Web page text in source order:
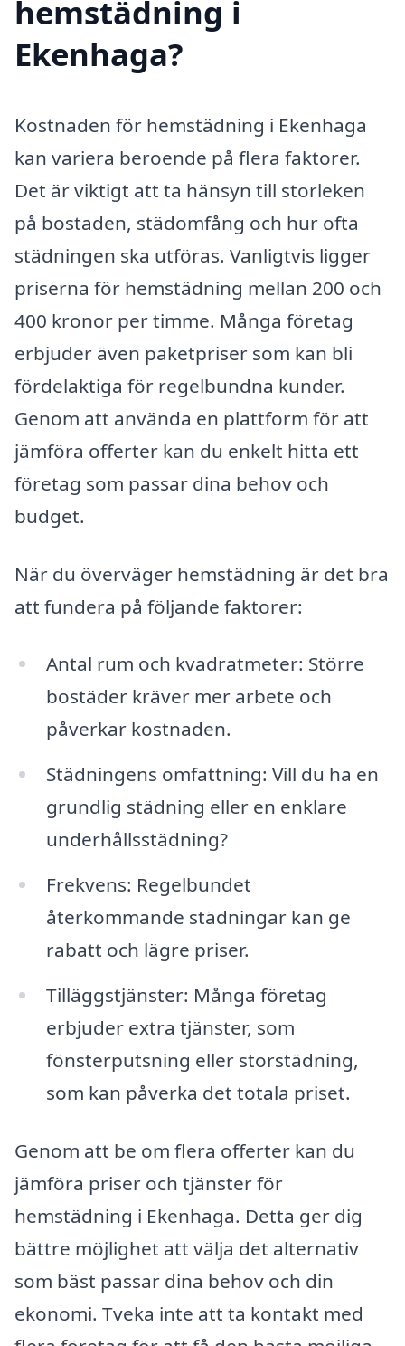
hemstädning i
Ekenhaga?
Kostnaden för hemstädning i Ekenhaga
kan variera beroende på flera faktorer.
Det är viktigt att ta hänsyn till storleken
på bostaden, städomfång och hur ofta
städningen ska utföras. Vanligtvis ligger
priserna för hemstädning mellan 200 och
400 kronor per timme. Många företag
erbjuder även paketpriser som kan bli
fördelaktiga för regelbundna kunder.
Genom att använda en plattform för att
jämföra offerter kan du enkelt hitta ett
företag som passar dina behov och
budget.
När du överväger hemstädning är det bra
att fundera på följande faktorer:
Antal rum och kvadratmeter: Större
bostäder kräver mer arbete och
påverkar kostnaden.
Städningens omfattning: Vill du ha en
grundlig städning eller en enklare
underhållsstädning?
Frekvens: Regelbundet
återkommande städningar kan ge
rabatt och lägre priser.
Tilläggstjänster: Många företag
erbjuder extra tjänster, som
fönsterputsning eller storstädning,
som kan påverka det totala priset.
Genom att be om flera offerter kan du
jämföra priser och tjänster för
hemstädning i Ekenhaga. Detta ger dig
bättre möjlighet att välja det alternativ
som bäst passar dina behov och din
ekonomi. Tveka inte att ta kontakt med